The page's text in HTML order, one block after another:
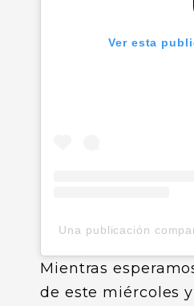
Ver esta
Una publicación
Mientras
de este miércoles